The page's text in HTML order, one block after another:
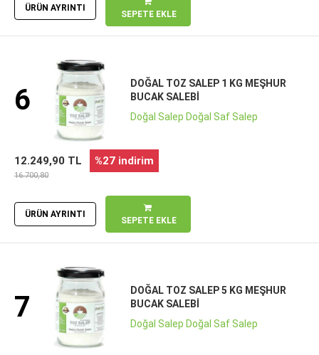
ÜRÜN AYRINTI
SEPETE EKLE
6
DOĞAL TOZ SALEP 1 KG MEŞHUR
BUCAK SALEBI
Doğal Salep Doğal Saf Salep
12.249,90 TL %27 indirim
16.700,80
ÜRÜN AYRINTI
SEPETE EKLE
7
DOĞAL TOZ SALEP 5 KG MEŞHUR
BUCAK SALEBI
Doğal Salep Doğal Saf Salep